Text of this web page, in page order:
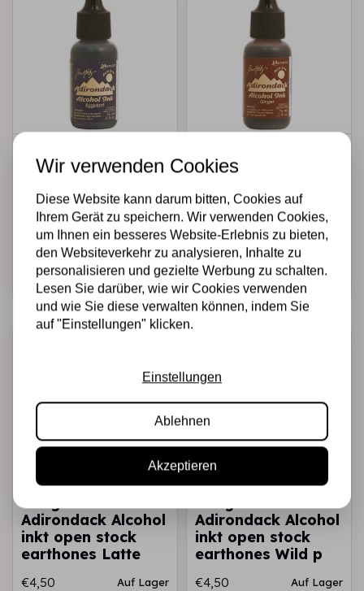
Ranger •
inkt open stock
earthones Eggpla
€4,50 Auf Lager
Schnell
hinzufügen
Ranger •
inkt open stock
earthones Ginger
€4,50 Auf Lager
Schnell
hinzufügen
TIM HOLTZ · RANGER
Ranger •
Adirondack Alcohol
inkt open stock
earthones Latte
€4,50 Auf Lager
TIM HOLTZ · RANGER
Adirondack Alcohol
inkt open stock
earthones Wild p
€4,50 Auf Lager
Wir verwenden Cookies
Diese Website kann darum bitten, Cookies auf
Ihrem Gerät zu speichern. Wir verwenden Cookies,
um Ihnen ein besseres Website-Erlebnis zu bieten,
den Websiteverkehr zu analysieren, Inhalte zu
personalisieren und gezielte Werbung zu schalten.
Lesen Sie darüber, wie wir Cookies verwenden
und wie Sie diese verwalten können, indem Sie
auf "Einstellungen" klicken.
Einstellungen
Ablehnen
Akzeptieren